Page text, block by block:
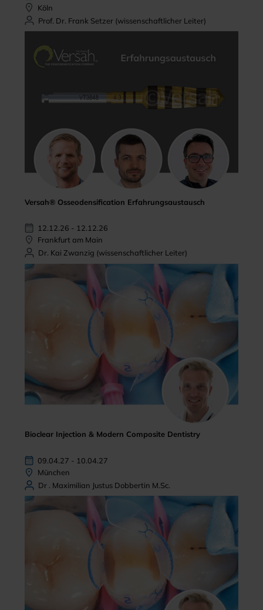
Köln
Prof. Dr. Frank Setzer (wissenschaftlicher Leiter)
Versah® Osseodensification Erfahrungsaustausch
12.12.26 - 12.12.26
Frankfurt am Main
Dr. Kai Zwanzig (wissenschaftlicher Leiter)
Bioclear Injection & Modern Composite Dentistry
09.04.27 - 10.04.27
München
Dr . Maximilian Justus Dobbertin M.Sc.